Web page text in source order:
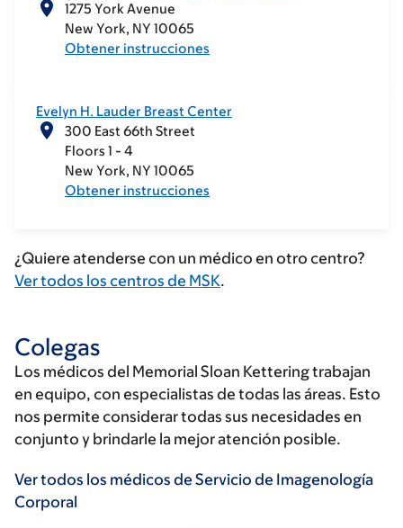
1275 York Avenue
New York NY 10065
Obtener instrucciones
Evelyn H. Lauder Breast Center
300 East 66th Street
Floors 1 - 4
New York NY 10065
Obtener instrucciones
¿Quiere atenderse con un médico en otro centro?
Ver todos los centros de MSK.
Colegas
Los médicos del Memorial Sloan Kettering trabajan
en equipo, con especialistas de todas las áreas. Esto
nos permite considerar todas sus necesidades en
conjunto y brindarle la mejor atención posible.
Ver todos los médicos de Servicio de Imagenología
Corporal